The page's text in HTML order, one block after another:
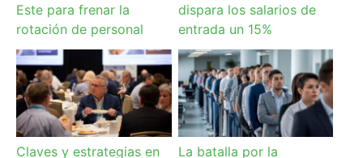
Este para frenar la
rotación de personal
dispara los salarios de
entrada un 15%
Claves y estrategias en
La batalla por la